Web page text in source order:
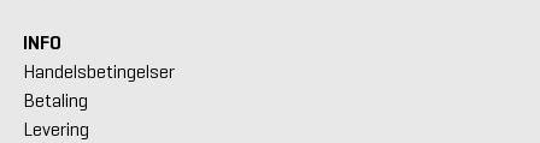
INFO
Handelsbetingelser
Betaling
Levering